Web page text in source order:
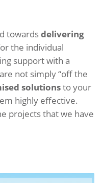
towardsdelivering
the individual
support with a
not simply “off the
solutionsto your
highly effective.
projects that we have